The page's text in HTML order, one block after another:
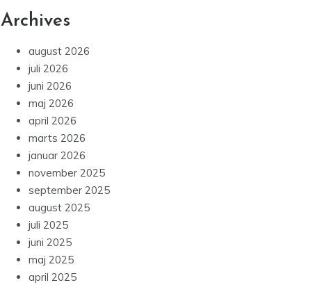
Archives
august 2026
juli 2026
juni 2026
maj 2026
april 2026
marts 2026
januar 2026
november 2025
september 2025
august 2025
juli 2025
juni 2025
maj 2025
april 2025